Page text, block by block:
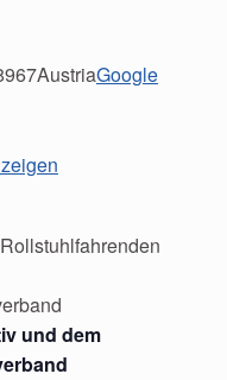
und dem
AustriaGoogle